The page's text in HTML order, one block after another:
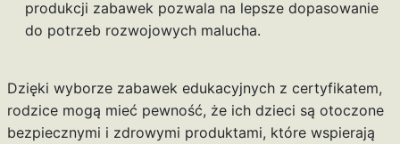
produkcji zabawek pozwala na lepsze dopasowanie
do potrzeb rozwojowych malucha.
Dzięki wyborze zabawek edukacyjnych z certyfikatem,
rodzice mogą mieć pewność, że ich dzieci są otoczone
bezpiecznymi i zdrowymi produktami, które wspierają